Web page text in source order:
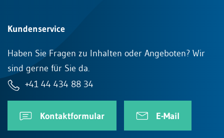
Kundenservice
Haben Sie Fragen zu Inhalten oder Angeboten? Wir
sind gerne für Sie da.
+41 44 434 88 34
Kontaktformular E-Mail